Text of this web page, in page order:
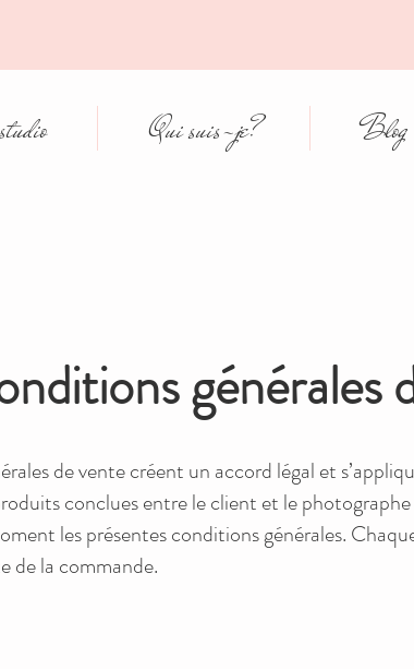
Qui suis-je? Blog
générales
de vente créent un accord légal et
conclues entre le client et le
les présentes conditions générales.
de la commande.